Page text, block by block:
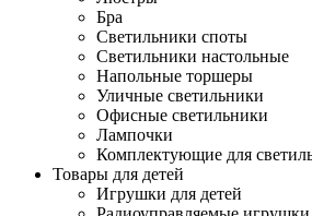
Бра
Светильники споты
Светильники настольные
Напольные торшеры
Уличные светильники
Офисные светильники
Лампочки
Комплектующие для
Товары для детей
Игрушки для детей